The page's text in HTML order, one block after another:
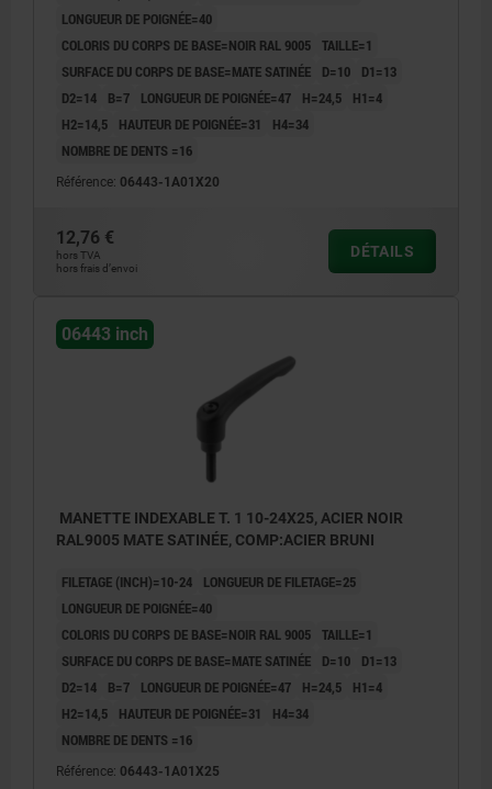
LONGUEUR DE POIGNÉE=40
COLORIS DU CORPS DE BASE=NOIR RAL 9005 TAILLE=1
SURFACE DU CORPS DE BASE=MATE SATINÉE
D=10
D1=13
D2=14
B=7 LONGUEUR DE POIGNÉE=47 H=24,5
H1=4
H2=14,5
HAUTEUR DE POIGNÉE=31
H4=34
NOMBRE DE DENTS =16
Référence: 06443-1A01X20
12,76 €
hors TVA
hors frais d’envoi
DÉTAILS
06443 inch
MANETTE INDEXABLE T. 1 10-24X25, ACIER NOIR
RAL9005 MATE SATINÉE, COMP:ACIER BRUNI
FILETAGE (INCH)=10-24
LONGUEUR DE FILETAGE=25
LONGUEUR DE POIGNÉE=40
COLORIS DU CORPS DE BASE=NOIR RAL 9005 TAILLE=1
SURFACE DU CORPS DE BASE=MATE SATINÉE
D=10
D1=13
D2=14
B=7 LONGUEUR DE POIGNÉE=47 H=24,5
H1=4
H2=14,5
HAUTEUR DE POIGNÉE=31
H4=34
NOMBRE DE DENTS =16
Référence: 06443-1A01X25